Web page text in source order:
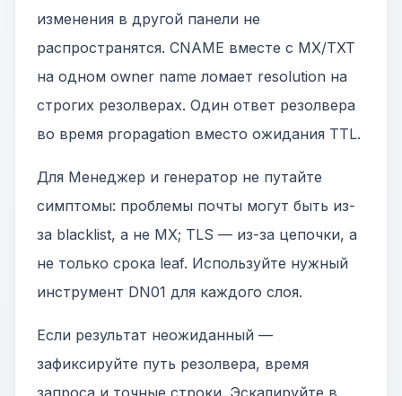
изменения в другой панели не
распространятся. CNAME вместе с MX/TXT
на одном owner name ломает resolution на
строгих резолверах. Один ответ резолвера
во время propagation вместо ожидания TTL.
Для Менеджер и генератор не путайте
симптомы: проблемы почты могут быть из-
за blacklist, а не MX; TLS — из-за цепочки, а
не только срока leaf. Используйте нужный
инструмент DN01 для каждого слоя.
Если результат неожиданный —
зафиксируйте путь резолвера, время
запроса и точные строки. Эскалируйте в